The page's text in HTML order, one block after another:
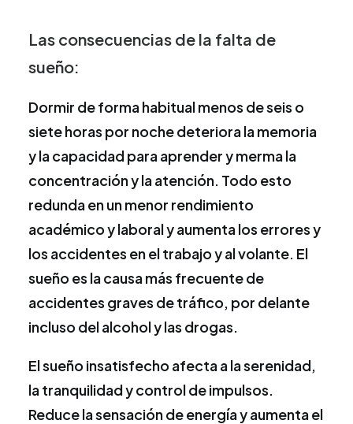
Las consecuencias de la falta de
sueño:
Dormir de forma habitual menos de seis o
siete horas por noche deteriora la memoria
y la capacidad para aprender y merma la
concentración y la atención. Todo esto
redunda en un menor rendimiento
académico y laboral y aumenta los errores y
los accidentes en el trabajo y al volante. El
sueño es la causa más frecuente de
accidentes graves de tráfico, por delante
incluso del alcohol y las drogas.
El sueño insatisfecho afecta a la serenidad,
la tranquilidad y control de impulsos.
Reduce la sensación de energía y aumenta el